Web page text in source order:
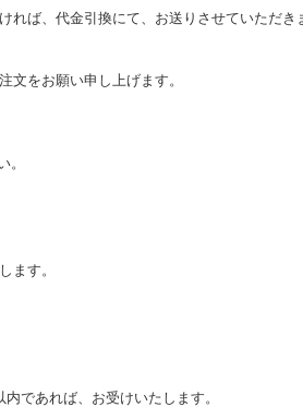
ば、代金引換にて、お送りさせていただ
をお願い申し上げます。
ます。
であれば、お受けいたします。